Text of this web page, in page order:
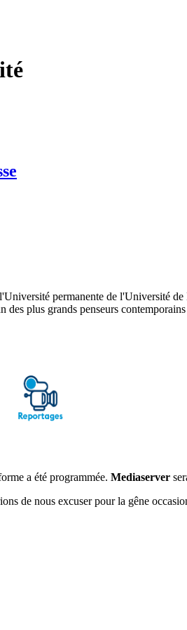
permanente de l'Université
plus grands penseurs
a été programmée. Mediaserver
de nous excuser pour la gêne